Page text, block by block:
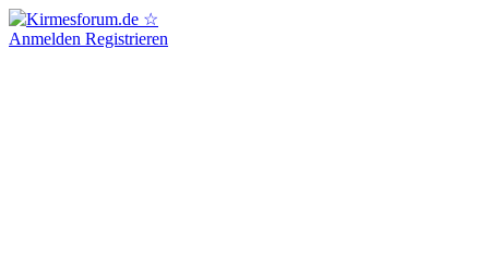
Anmelden Registrieren